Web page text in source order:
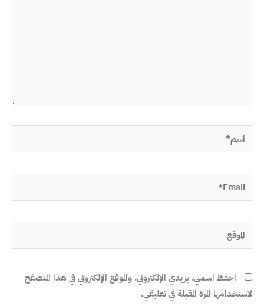
اسم*
Email*
الموقع
احفظ اسمي، بريدي الإلكتروني، والموقع الإلكتروني في هذا المتصفح
لاستخدامها المرة المقبلة في تعليقي.